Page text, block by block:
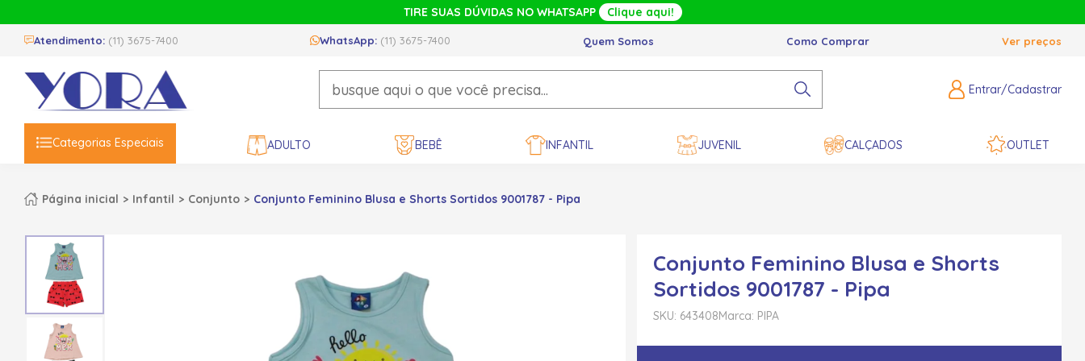
TIRE SUAS DÚVIDAS NO WHATSAPP Clique aqui!
Atendimento: (11) 3675-7400 WhatsApp: (11) 3675-7400 Quem Somos Como Comprar Ver preços
Entrar/Cadastrar
Categorias Especiais ADULTO BEBÊ INFANTIL JUVENIL CALÇADOS OUTLET
Página inicial Infantil Conjunto Conjunto Feminino Blusa e Shorts Sortidos 9001787 - Pipa
Conjunto Feminino Blusa e Shorts
Sortidos 9001787 - Pipa
SKU: 643408Marca: PIPA